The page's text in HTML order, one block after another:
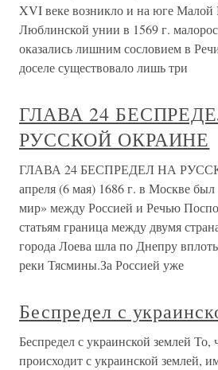
XVI веке возникло и на юге Малой
Люблинской унии в 1569 г.
оказались лишним сословием в
доселе существовало лишь три
ГЛАВА 24
РУССКОЙ ОКРАИНЕ
ГЛАВА 24 БЕСПРЕДЕЛ НА
апреля (6 мая) 1686 г. в Москве
мир» между Россией и Речью
статьям граница между двумя
города Лоева шла по Днепру
реки Тясмины.За Россией уже
Беспредел с
Беспредел с украинской землей То,
происходит с украинской землей,